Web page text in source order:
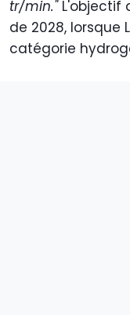
tr/min."L'objectif
de 2028, lorsque
catégorie